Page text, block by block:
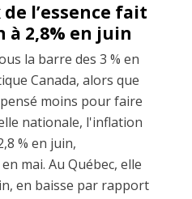
l’essence fait
2,8% en juin
la barre des 3 % en
Canada, alors que
moins pour faire
nationale, l'inflation
% en juin,
mai. Au Québec, elle
en baisse par rapport